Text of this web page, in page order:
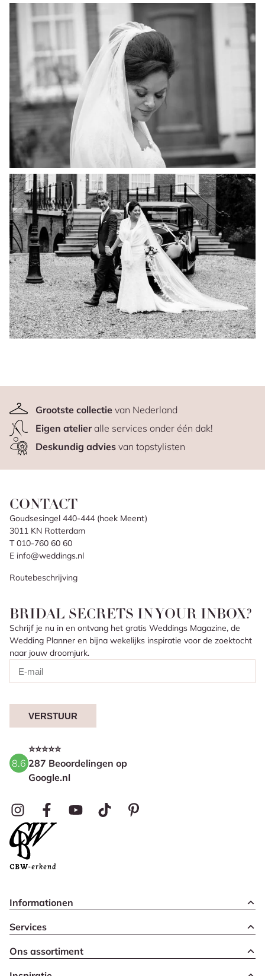
Grootste collectievan Nederland
Eigen atelieralle services onder één dak!
Deskundig adviesvan topstylisten
CONTACT
Goudsesingel 440-444 (hoek Meent)
3011 KN Rotterdam
T 010-760 60 60
E info@weddings.nl
Routebeschrijving
BRIDAL SECRETS IN YOUR INBOX?
Schrijf je nu in en ontvang het gratis Weddings Magazine, de
Wedding Planner en bijna wekelijks inspiratie voor de zoektocht
naar jouw droomjurk.
VERSTUUR
8.6
⭐⭐⭐⭐⭐
287 Beoordelingen op
Google.nl
Informationen
Services
Ons assortiment